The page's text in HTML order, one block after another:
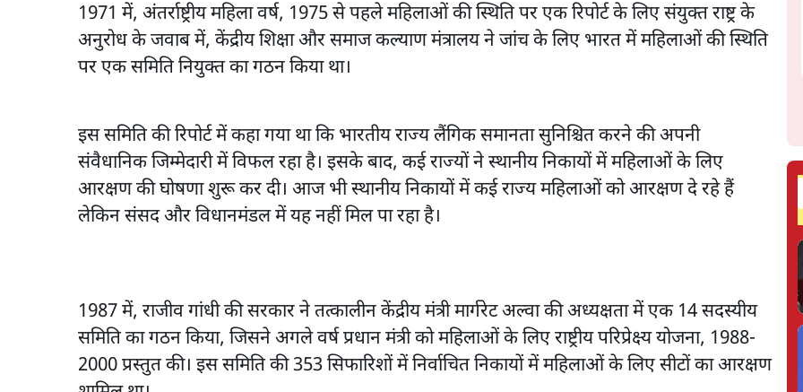
1971 में, अंतर्राष्ट्रीय महिला वर्ष, 1975 से पहले महिलाओं की स्थिति पर एक रिपोर्ट के लिए संयुक्त राष्ट्र के
अनुरोध के जवाब में, केंद्रीय शिक्षा और समाज कल्याण मंत्रालय ने जांच के लिए भारत में महिलाओं की स्थिति
पर एक समिति नियुक्त का गठन किया था।
इस समिति की रिपोर्ट में कहा गया था कि भारतीय राज्य लैंगिक समानता सुनिश्चित करने की अपनी
संवैधानिक जिम्मेदारी में विफल रहा है। इसके बाद, कई राज्यों ने स्थानीय निकायों में महिलाओं के लिए
आरक्षण की घोषणा शुरू कर दी। आज भी स्थानीय निकायों में कई राज्य महिलाओं को आरक्षण दे रहे हैं
लेकिन संसद और विधानमंडल में यह नहीं मिल पा रहा है।
1987 में, राजीव गांधी की सरकार ने तत्कालीन केंद्रीय मंत्री मार्गरेट अल्वा की अध्यक्षता में एक 14 सदस्यीय
समिति का गठन किया, जिसने अगले वर्ष प्रधान मंत्री को महिलाओं के लिए राष्ट्रीय परिप्रेक्ष्य योजना, 1988-
2000 प्रस्तुत की। इस समिति की 353 सिफारिशों में निर्वाचित निकायों में महिलाओं के लिए सीटों का आरक्षण